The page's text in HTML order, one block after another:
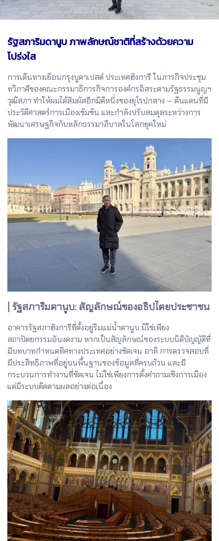
รัฐสภาริมดานูบ ภาพลักษณ์ชาติที่สร้างด้วยความ
โปร่งใส
การเดินทางเยือนกรุงบูดาเปสต์ ประเทศฮังการี ในภารกิจประชุม
ทวิภาคีของคณะกรรมาธิการกิจการองค์กรอิสระตามรัฐธรรมนูญฯ
วุฒิสภา ทำให้ผมได้สัมผัสอีกมิติหนึ่งของยุโรปกลาง — ดินแดนที่มี
ประวัติศาสตร์การเมืองเข้มข้น และกำลังปรับสมดุลระหว่างการ
พัฒนาเศรษฐกิจกับหลักธรรมาภิบาลในโลกยุคใหม่
| รัฐสภาริมดานูบ: สัญลักษณ์ของอธิปไตยประชาชน
อาคารรัฐสภาฮังการีที่ตั้งอยู่ริมแม่น้ำดานูบ มิใช่เพียง
สถาปัตยกรรมอันงดงาม หากเป็นสัญลักษณ์ของระบบนิติบัญญัติที่
มีบทบาทกำหนดทิศทางประเทศอย่างชัดเจน อาทิ การตรวจสอบที่
มีประสิทธิภาพที่อยู่บนพื้นฐานของข้อมูลที่ครบถ้วน และมี
กระบวนการทำงานที่ชัดเจน ไม่ใช่เพียงการตั้งคำถามเชิงการเมือง
แต่มีระบบติดตามผลอย่างต่อเนื่อง